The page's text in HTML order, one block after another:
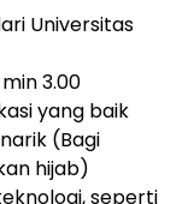
Universitas
3.00
yang baik
(Bagi
hijab)
seperti